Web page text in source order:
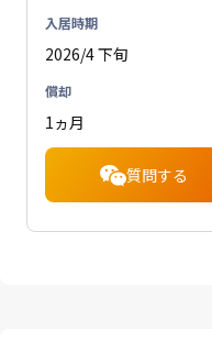
入居時期
2026/4 下旬
償却
1ヵ月
質問する